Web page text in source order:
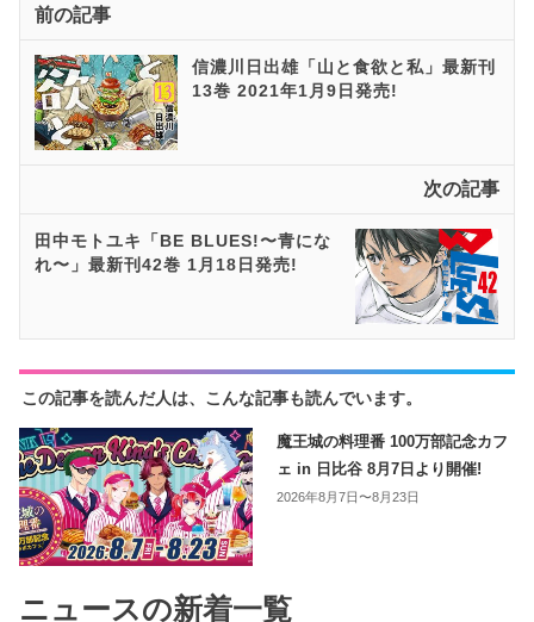
前の記事
信濃川日出雄「山と食欲と私」最新刊
13巻 2021年1月9日発売!
次の記事
田中モトユキ「BE BLUES!〜青にな
れ〜」最新刊42巻 1月18日発売!
この記事を読んだ人は、こんな記事も読んでいます。
魔王城の料理番 100万部記念カフ
ェ in 日比谷 8月7日より開催!
2026年8月7日〜8月23日
ニュースの新着一覧